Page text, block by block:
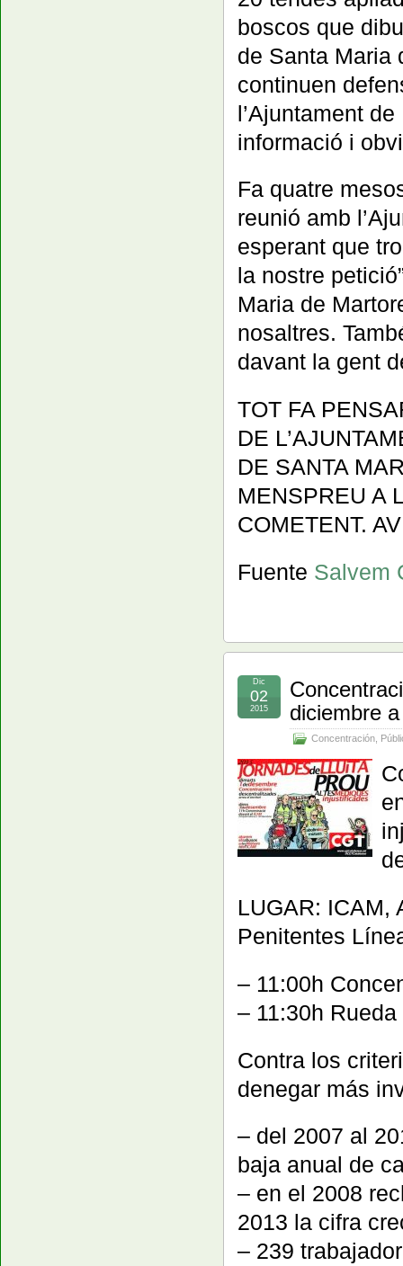
boscos que
de Santa Maria
continuen
l’Ajuntament
informació i
Fa quatre
reunió amb
esperant que
la nostre
Maria de
nosaltres.
davant la gent
TOT FA
DE
DE SANTA
MENSPREU A
COMETENT.
Fuente Salvem
diciembre
Concentración
Dic
02
2015
LUGAR: ICAM,
Penitentes
– 11:00h
– 11:30h
Contra los
denegar más
– del 2007 al
baja anual de
– en el 2008
2013 la cifra
– 239